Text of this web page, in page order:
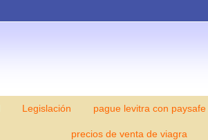
Skip to content
Legislación pague levitra con paysafe
precios de venta de viagra